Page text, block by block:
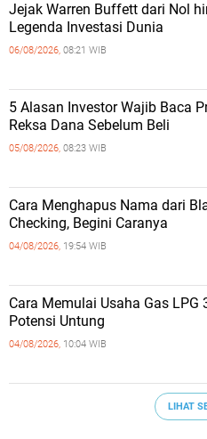
Jejak Warren Buffett dari Nol
Legenda Investasi Dunia
06/08/2026, 08:21 WIB
5 Alasan Investor Wajib Baca
Reksa Dana Sebelum Beli
05/08/2026, 08:23 WIB
Cara Menghapus Nama dari
Checking, Begini Caranya
04/08/2026, 19:54 WIB
Cara Memulai Usaha Gas LPG
Potensi Untung
04/08/2026, 10:04 WIB
LIHAT